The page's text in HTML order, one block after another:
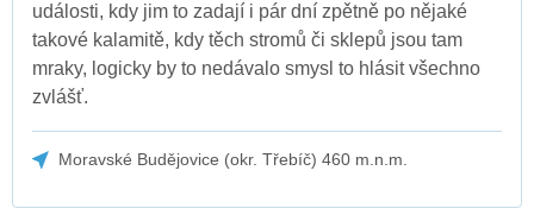
události, kdy jim to zadají i pár dní zpětně po nějaké
takové kalamitě, kdy těch stromů či sklepů jsou tam
mraky, logicky by to nedávalo smysl to hlásit všechno
zvlášť.
Moravské Budějovice (okr. Třebíč) 460 m.n.m.